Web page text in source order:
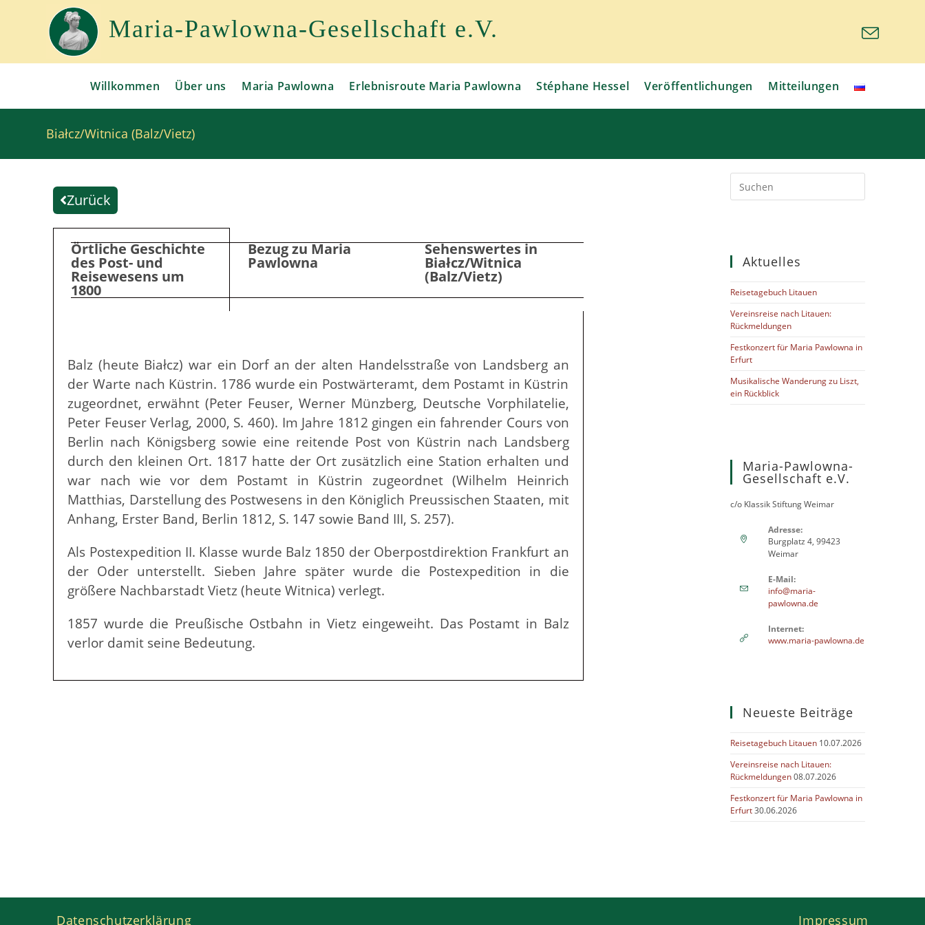
Maria-Pawlowna-Gesellschaft e.V.
Willkommen Über uns Maria Pawlowna Erlebnisroute Maria Pawlowna Stéphane Hessel Veröffentlichungen Mitteilungen
Białcz/Witnica (Balz/Vietz)
Zurück
Örtliche Geschichte
des Post- und
Reisewesens um
1800
Bezug zu Maria
Pawlowna
Sehenswertes in
Białcz/Witnica
(Balz/Vietz)
Balz (heute Białcz) war ein Dorf an der alten Handelsstraße von Landsberg an
der Warte nach Küstrin. 1786 wurde ein Postwärteramt, dem Postamt in Küstrin
zugeordnet, erwähnt (Peter Feuser, Werner Münzberg, Deutsche Vorphilatelie,
Peter Feuser Verlag, 2000, S. 460). Im Jahre 1812 gingen ein fahrender Cours von
Berlin nach Königsberg sowie eine reitende Post von Küstrin nach Landsberg
durch den kleinen Ort. 1817 hatte der Ort zusätzlich eine Station erhalten und
war nach wie vor dem Postamt in Küstrin zugeordnet (Wilhelm Heinrich
Matthias, Darstellung des Postwesens in den Königlich Preussischen Staaten, mit
Anhang, Erster Band, Berlin 1812, S. 147 sowie Band III, S. 257).
Als Postexpedition II. Klasse wurde Balz 1850 der Oberpostdirektion Frankfurt an
der Oder unterstellt. Sieben Jahre später wurde die Postexpedition in die
größere Nachbarstadt Vietz (heute Witnica) verlegt.
1857 wurde die Preußische Ostbahn in Vietz eingeweiht. Das Postamt in Balz
verlor damit seine Bedeutung.
Aktuelles
Reisetagebuch Litauen
Vereinsreise nach Litauen:
Rückmeldungen
Festkonzert für Maria Pawlowna in
Erfurt
Musikalische Wanderung zu Liszt,
ein Rückblick
Maria-Pawlowna-
Gesellschaft e.V.
c/o Klassik Stiftung Weimar
Adresse:
Burgplatz 4, 99423
Weimar
E-Mail:
info@maria-
pawlowna.de
Internet:
www.maria-pawlowna.de
Neueste Beiträge
Reisetagebuch Litauen 10.07.2026
Vereinsreise nach Litauen:
Rückmeldungen08.07.2026
Festkonzert für Maria Pawlowna in
Erfurt30.06.2026
Datenschutzerklärung Impressum